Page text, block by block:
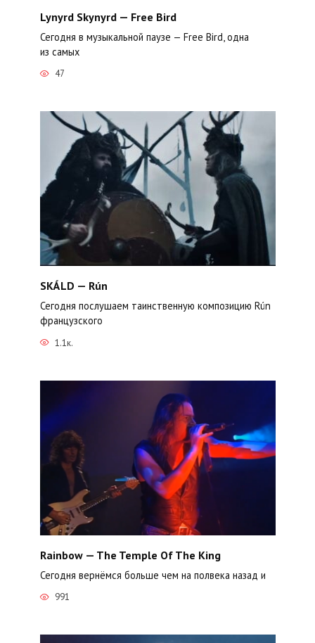
Lynyrd Skynyrd — Free Bird
Сегодня в музыкальной паузе — Free Bird, одна
из самых
47
SKÁLD — Rún
Сегодня послушаем таинственную композицию Rún
французского
1.1к.
Rainbow — The Temple Of The King
Сегодня вернёмся больше чем на полвека назад и
991